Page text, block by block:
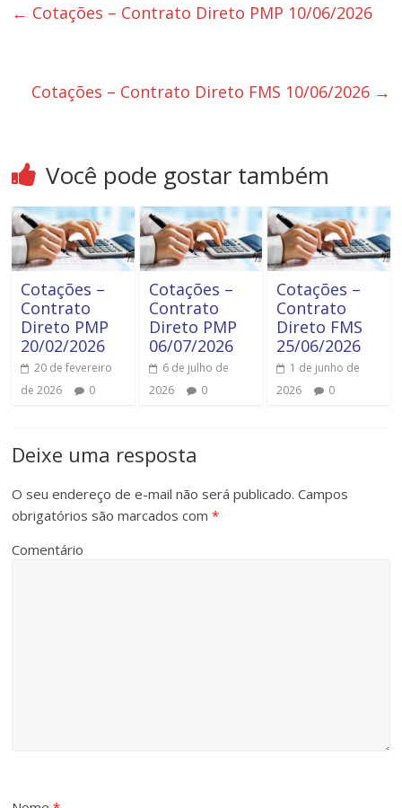
← Cotações – Contrato Direto PMP 10/06/2026
Cotações – Contrato Direto FMS 10/06/2026 →
Você pode gostar também
Cotações –
Contrato
Direto PMP
20/02/2026
20 de fevereiro
de 2026
0
Cotações –
Contrato
Direto PMP
06/07/2026
6 de julho de
2026
0
Cotações –
Contrato
Direto FMS
25/06/2026
1 de junho de
2026
0
Deixe uma resposta
O seu endereço de e-mail não será publicado. Campos
obrigatórios são marcados com*
Comentário